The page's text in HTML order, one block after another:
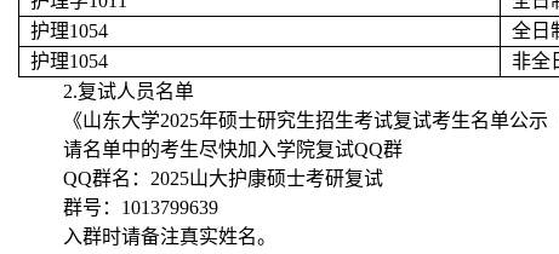
护理1054 全日
护理1054 非全
2.复试人员名单
《山东大学2025年硕士研究生招生考试复试考生名单公示
请名单中的考生尽快加入学院复试QQ群
QQ群名： 2025山大护康硕士考研复试
群号： 1013799639
入群时请备注真实姓名。